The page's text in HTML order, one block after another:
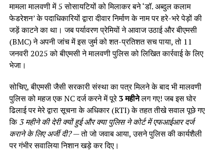
मामला मालवणी में 5 सोसायटियों को मिलाकर बने ‘डॉ. अब्दुल कलाम
फेडरेशन’ के पदाधिकारियों द्वारा दीवार निर्माण के नाम पर हरे-भरे पेड़ों की
जड़ें काटने का था। जब पर्यावरण प्रेमियों ने आवाज उठाई और बीएमसी
(BMC) ने अपनी जांच में इस जुर्म को शत-प्रतिशत सच पाया, तो 11
जनवरी 2025 को बीएमसी ने मालवणी पुलिस को लिखित कार्रवाई के लिए
भेजा।
सोचिए, बीएमसी जैसी सरकारी संस्था का पत्र मिलने के बाद भी मालवणी
पुलिस को महज एक NC दर्ज करने में पूरे3 महीनेलग गए! जब इस घोर
ढिलाई पर मेरे द्वारा सूचना के अधिकार (RTI) के तहत तीखे सवाल पूछे गए
कि3 महीने की देरी क्यों हुई और क्या पुलिस ने कोर्ट में एफआईआर दर्ज
कराने के लिए अर्जी दी?— तो जो जवाब आया, उसने पुलिस की कार्यशैली
पर गंभीर सवालिया निशान खड़े कर दिए।